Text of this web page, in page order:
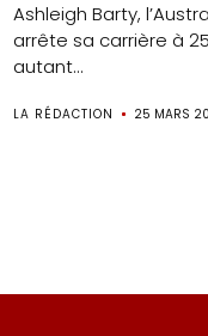
Ashleigh Barty,
arrête sa carrière à
autant...
LA RÉDACTION 25 MARS